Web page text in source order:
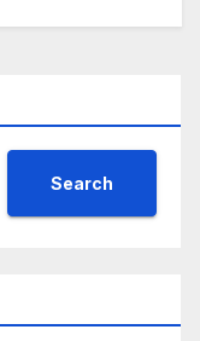
Search